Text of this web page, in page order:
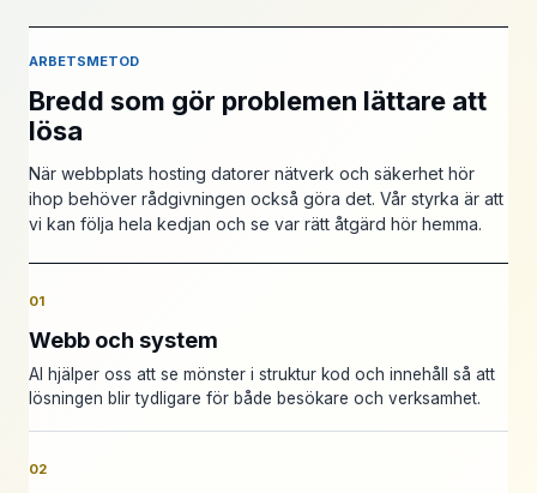
ARBETSMETOD
Bredd som gör problemen lättare att
lösa
När webbplats hosting datorer nätverk och säkerhet hör
ihop behöver rådgivningen också göra det. Vår styrka är att
vi kan följa hela kedjan och se var rätt åtgärd hör hemma.
01
Webb och system
AI hjälper oss att se mönster i struktur kod och innehåll så att
lösningen blir tydligare för både besökare och verksamhet.
02